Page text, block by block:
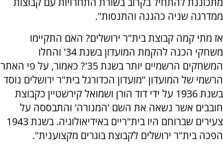
ממדרגה שניה כהגנה והתנסות".
אז מתי קמה קבוצת בית"ר ירושלים? האם התקיימו
משחקי הכנה להקמת המועדון בשנת 34' והחלו
המשחקים הרשמיים יותר בשנת 35'? כאמור, על פי האתר
הרשמי של המועדון "מועדון הכדורגל בית"ר ירושלים נוסד
בשנת 1936 על ידי דוד הורן ושמואל קירשטיין כקבוצת
חובבים אשר נשאה את השם 'המנורה' והתבססה על
צעירים שברוחם היו בית"ריים באידיאולוגיה. בשנת 1943
הפכה בית"ר ירושלים לקבוצת בוגרים מקצוענית".